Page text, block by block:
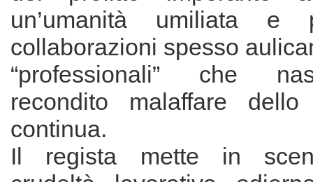
un’umanità umiliata e
collaborazioni spesso
“professionali” che
recondito malaffare dello
continua.
Il regista mette in